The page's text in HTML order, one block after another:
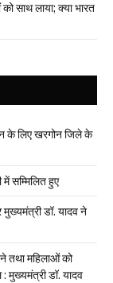
साथ लाया; क्या भारत
के लिए खरगोन जिले के
सम्मिलित हुए
मुख्यमंत्री डॉ. यादव ने
तथा महिलाओं को
मुख्यमंत्री डॉ. यादव